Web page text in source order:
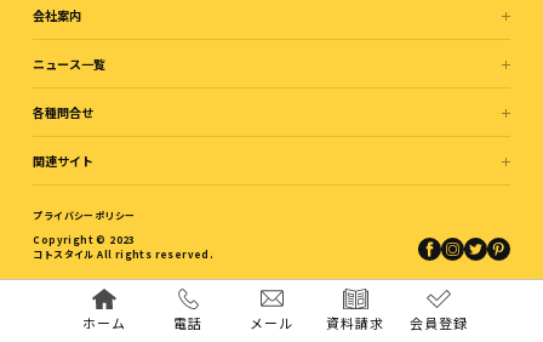
会社案内
ニュース一覧
各種問合せ
関連サイト
プライバシーポリシー
Copyright © 2023
コトスタイル All rights reserved.
ホーム 電話 メール 資料請求 会員登録